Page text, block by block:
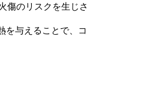
傷のリスクを生じさ
を与えることで、コ